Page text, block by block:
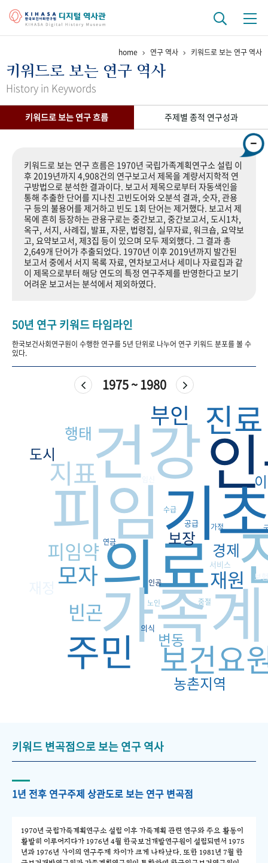
걸어온 길 기관 변천사 역대 기관장
연구 역사
기록물 아카이브
사진 아카이브 문서 기록물 행정박물 영상 기록물
+1주년 기념
성과 50선 숫자로 보는 50년 50+1주년 광장
세계와 함께 한 KIHASA
VR 역사관
home 연구 역사 키워드로 보는 연구 역사
키워드로 보는 연구 역사
History in Keywords
키워드로 보는 연구 흐름 주제별 종적 연구성과
키워드로 보는 연구 흐름은 1970년 국립가족계획연구소 설립 이
후 2019년까지 4,908건의 연구보고서 제목을 계량서지학적 연
구방법으로 분석한 결과이다. 보고서 제목으로부터 자동색인을
통해 추출한 단어를 지나친 고빈도어와 오분석 결과, 숫자, 관용
구 등의 불용어를 제거하고 빈도 1회 단어는 제거했다. 보고서 제
목에 흔히 등장하는 관용구로는 중간보고, 중간보고서, 도시1차,
옥구, 서지, 사례집, 발표, 자문, 법령집, 실무자료, 워크숍, 요약보
고, 요약보고서, 제3집 등이 있으며 모두 제외했다. 그 결과 총
2,649개 단어가 추출되었다. 1970년 이후 2019년까지 발간된
보고서 중에서 서지 목록 자료, 연차보고서나 세미나 자료집과 같
이 제목으로부터 해당 연도의 특정 연구주제를 반영한다고 보기
어려운 보고서는 분석에서 제외하였다.
50년 연구 키워드 타임라인
한국보건사회연구원이 수행한 연구를 5년 단위로 나누어 연구 키워드 분포를 볼 수
있다.
1975 ~ 1980
의료
기
가족
피임
건강
주민
진료
보건요
지표
모자
부인
빈곤
피임약
재원
보장
경제
행태
변동
도시
농촌지역
서비스
공급
보험
의식
가정
연금
노인
수급
인공
중절
키워드 변곡점으로 보는 연구 역사
1년 전후 연구주제 상관도로 보는 연구 변곡점
1970년 국립가족계획연구소 설립 이후 가족계획 관련 연구와 주요 활동이
활발히 이루어지다가 1976년 4월 한국보건개발연구원이 설립되면서 1975
년과 1976년 사이의 연구주제 차이가 크게 나타났다. 또한 1981년 7월 한